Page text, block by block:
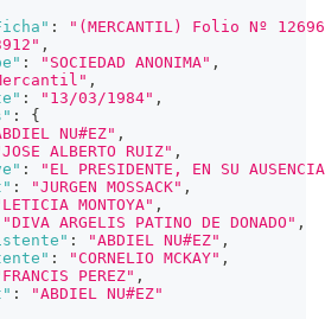
:
"(MERCANTIL) Folio Nº
,
: "SOCIEDAD ANONIMA" ,
,
: "13/03/1984" ,
:
{
NU#EZ" ,
ALBERTO RUIZ" ,
:
"EL PRESIDENTE, EN SU
: "JURGEN MOSSACK" ,
MONTOYA" ,
"DIVA ARGELIS PATINO DE DONADO" ,
: "ABDIEL NU#EZ" ,
: "CORNELIO MCKAY" ,
PEREZ" ,
:
"ABDIEL NU#EZ"